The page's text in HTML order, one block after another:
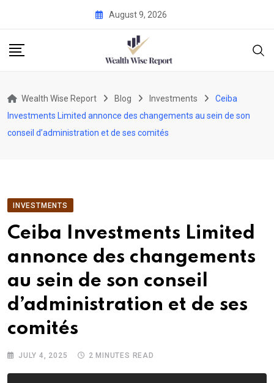
content
August 9, 2026
Wealth Wise Report Blog Investments
Ceiba
Investments Limited annonce des changements au sein de son
conseil d’administration et de ses comités
INVESTMENTS
Ceiba Investments Limited
annonce des changements
au sein de son conseil
d’administration et de ses
comités
JULY 4, 2025 2 MINUTES READ